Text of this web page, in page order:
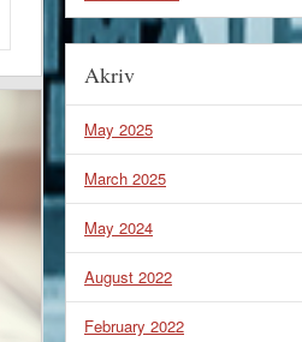
Akriv
May 2025
March 2025
May 2024
August 2022
February 2022